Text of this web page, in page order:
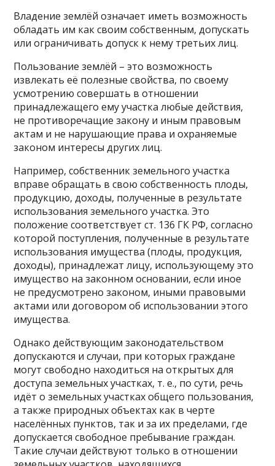
Владение землёй означает иметь возможность
обладать им как своим собственным, допускать
или ограничивать допуск к нему третьих лиц.
Пользование землёй – это возможность
извлекать её полезные свойства, по своему
усмотрению совершать в отношении
принадлежащего ему участка любые действия,
не противоречащие закону и иным правовым
актам и не нарушающие права и охраняемые
законом интересы других лиц.
Например, собственник земельного участка
вправе обращать в свою собственность плоды,
продукцию, доходы, полученные в результате
использования земельного участка. Это
положение соответствует ст. 136 ГК РФ, согласно
которой поступления, полученные в результате
использования имущества (плоды, продукция,
доходы), принадлежат лицу, использующему это
имущество на законном основании, если иное
не предусмотрено законом, иными правовыми
актами или договором об использовании этого
имущества.
Однако действующим законодательством
допускаются и случаи, при которых граждане
могут свободно находиться на открытых для
доступа земельных участках, т. е., по сути, речь
идёт о земельных участках общего пользования,
а также природных объектах как в черте
населённых пунктов, так и за их пределами, где
допускается свободное пребывание граждан.
Такие случаи действуют только в отношении